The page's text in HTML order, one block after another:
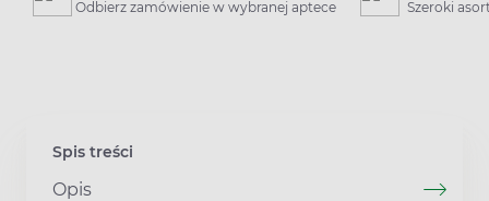
Odbierz zamówienie w wybranej aptece
Szeroki
Spis treści
Opis